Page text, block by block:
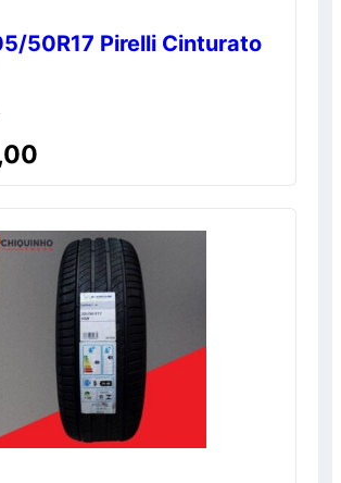
50R17 Pirelli Cinturato